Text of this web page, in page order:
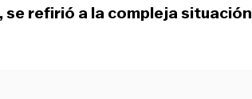
refirió a la compleja situación